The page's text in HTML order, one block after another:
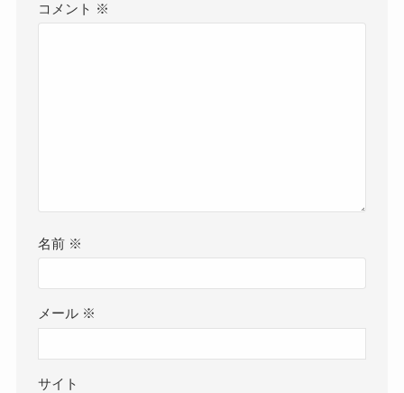
コメント ※
名前 ※
メール ※
サイト